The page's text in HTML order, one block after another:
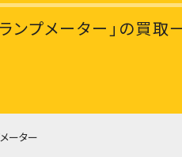
ンプメーター」の買取
ーター